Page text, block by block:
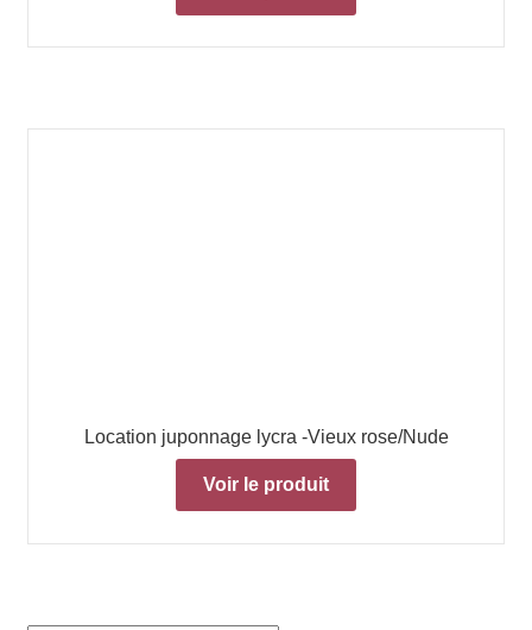
Location juponnage lycra -Vieux rose/Nude
Voir le produit